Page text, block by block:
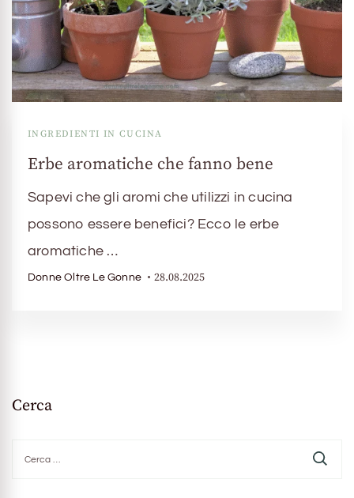
INGREDIENTI IN CUCINA
Erbe aromatiche che fanno bene
Sapevi che gli aromi che utilizzi in cucina
possono essere benefici? Ecco le erbe
aromatiche …
Donne Oltre Le Gonne 28.08.2025
Cerca
per: